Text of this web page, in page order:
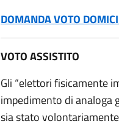
DOMANDA VOTO
VOTO ASSISTITO
Gli “elettori fisicamente
impedimento di analoga
sia stato